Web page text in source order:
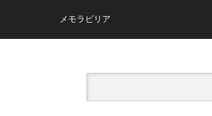
メモラビリア